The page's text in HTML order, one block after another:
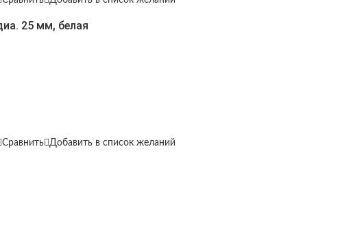
25 мм, белая
Сравнить Добавить в список желаний